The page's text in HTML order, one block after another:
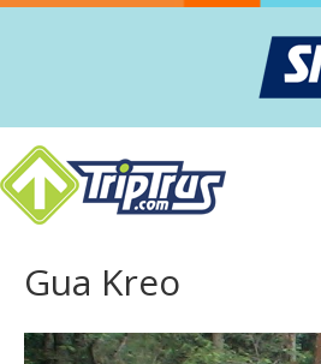
Gua Kreo